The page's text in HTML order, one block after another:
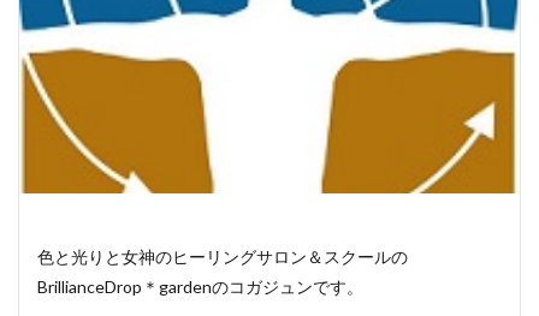
色と光りと女神のヒーリングサロン＆スクールの
BrillianceDrop＊gardenのコガジュンです。